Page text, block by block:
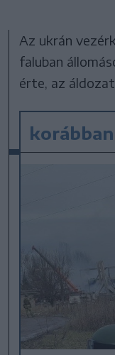
Az ukrán
faluban
érte, az